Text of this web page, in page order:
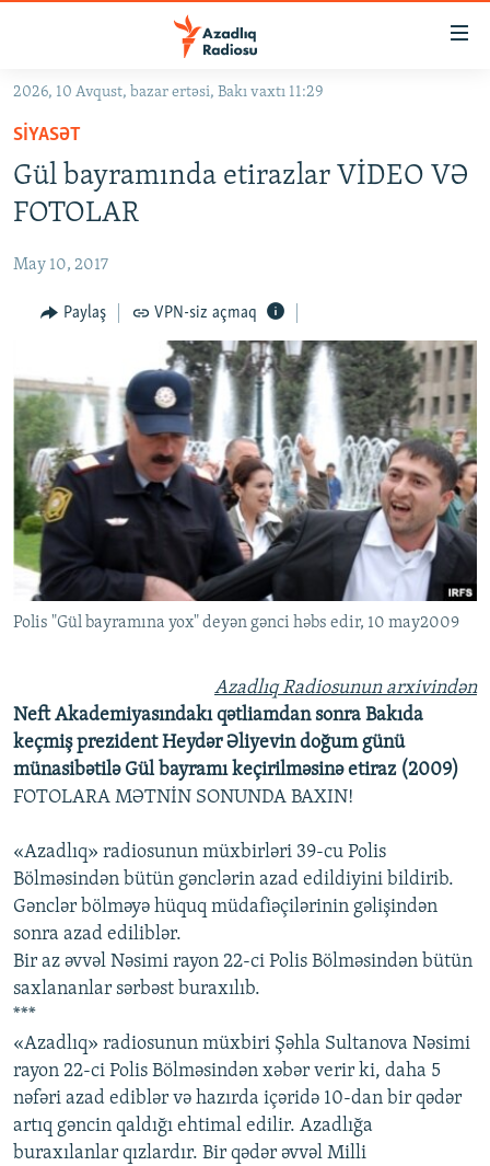
Əsas
qayıt
Əsas
naviqasiyaya
qayıt
GÜNDƏM
#İZAHLA
KORRUPSIOMETR
FƏRQƏ BAX
QANUNI DOĞRU
MULTIMEDIA
VIDEO
FOTOQALEREYA
İNFOQRAFIKA
KARIKATURA
RADIO ARXIV
OXU ZALI
AZƏRBAYCAN ƏDƏBIYYATI KITABXANASI
İSLAM VƏ DEMOKRATIYA
İZ - MƏDƏNIYYƏT PROQRAMI
HAQQIMIZDA
MISSIYAMIZ
PEŞƏ ETIKASI VƏ JURNALISTIKA STANDARTLARIMIZ
MATERIALLARIMIZDAN ISTIFADƏ
AZADLIQRADIOSU MOBIL TELEFONUNUZDA
XƏBƏR BÜLLETENLƏRIMIZ
BIZI IZLƏ
RFE/RL-in bütün saytları
2026, 10 Avqust, bazar ertəsi, Bakı vaxtı 11:29
SIYASƏT
Gül bayramında etirazlar VİDEO VƏ
FOTOLAR
May 10, 2017
Paylaş VPN-siz açmaq
Polis "Gül bayramına yox" deyən gənci həbs edir, 10 may2009
Azadlıq Radiosunun arxivindən
Neft Akademiyasındakı qətliamdan sonra Bakıda
keçmiş prezident Heydər Əliyevin doğum günü
münasibətilə Gül bayramı keçirilməsinə etiraz (2009)
FOTOLARA MƏTNİN SONUNDA BAXIN!
«Azadlıq» radiosunun müxbirləri 39-cu Polis
Bölməsindən bütün gənclərin azad edildiyini bildirib.
Gənclər bölməyə hüquq müdafiəçilərinin gəlişindən
sonra azad ediliblər.
Bir az əvvəl Nəsimi rayon 22-ci Polis Bölməsindən bütün
saxlananlar sərbəst buraxılıb.
***
«Azadlıq» radiosunun müxbiri Şəhla Sultanova Nəsimi
rayon 22-ci Polis Bölməsindən xəbər verir ki, daha 5
nəfəri azad ediblər və hazırda içəridə 10-dan bir qədər
artıq gəncin qaldığı ehtimal edilir. Azadlığa
buraxılanlar qızlardır. Bir qədər əvvəl Milli